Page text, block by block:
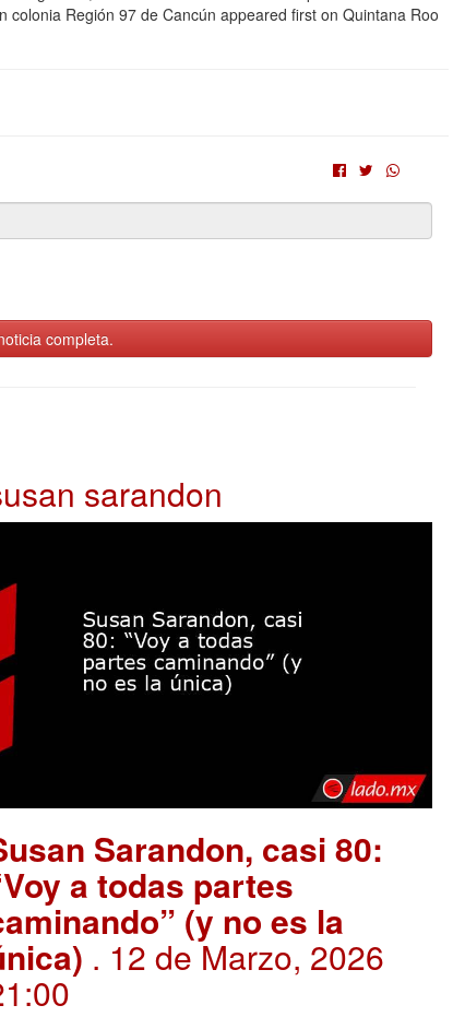
Región 97 de Cancún appeared first on Quintana Roo
completa.
sarandon
Sarandon, casi 80:
a todas partes
(y no es la
. 12 de Marzo, 2026